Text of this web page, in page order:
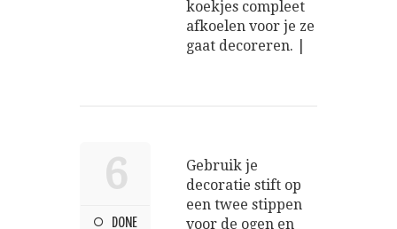
koekjes compleet
afkoelen voor je ze
gaat decoreren. |
6
DONE
Gebruik je
decoratie stift op
een twee stippen
voor de ogen en